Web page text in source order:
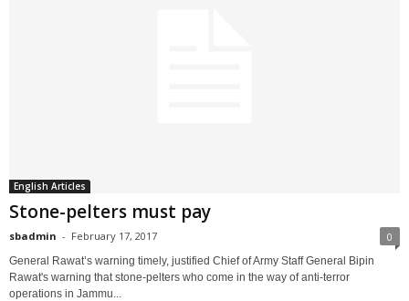
English Articles
Stone-pelters must pay
sbadmin - February 17, 2017 0
General Rawat’s warning timely, justified Chief of Army Staff General Bipin
Rawat's warning that stone-pelters who come in the way of anti-terror
operations in Jammu...